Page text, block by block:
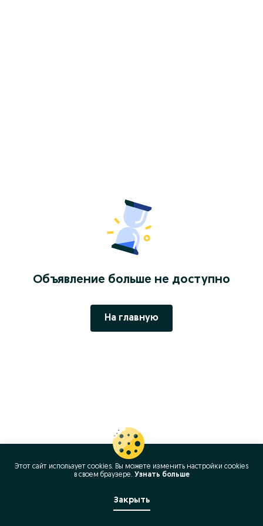
Объявление больше не доступно
На главную
Этот сайт использует cookies. Вы можете изменить настройки cookies
в своeм браузере. Узнать больше
Закрыть